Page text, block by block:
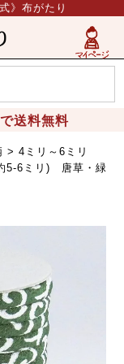
》布がたり
送料無料
4ミリ～6ミリ
5-6ミリ) 唐草・緑